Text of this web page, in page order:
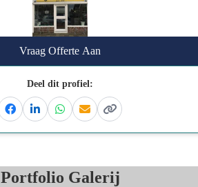
Vraag Offerte Aan
Deel dit profiel:
FacebookLinkedinWhatsapp
EmailKopieer link
Portfolio Galerij